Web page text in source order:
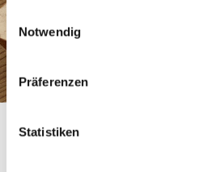
Datenschutzhinweisen
mehr
personenbezogene Daten
Impressum.
Einwilligungsauswahl
Notwendig
Präferenzen
StatistikenFABRICATION